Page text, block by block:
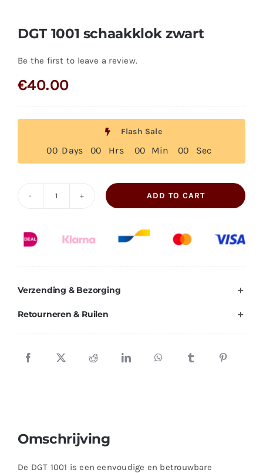
DGT 1001 schaakklok zwart
Be the first to leave a review.
€40.00
Flash Sale
00 Days 00 Hrs 00 Min 00 Sec
schaakklok
ADD TO CART
Verzending & Bezorging
Retourneren & Ruilen
Omschrijving
De DGT 1001 is een eenvoudige en betrouwbare